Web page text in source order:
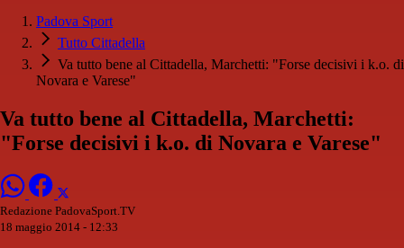
Padova Sport
Tutto Cittadella
Va tutto bene al Cittadella, Marchetti: "Forse decisivi i k.o. di
Novara e Varese"
Va tutto bene al Cittadella, Marchetti:
"Forse decisivi i k.o. di Novara e Varese"
Redazione PadovaSport.TV
18 maggio 2014 - 12:33